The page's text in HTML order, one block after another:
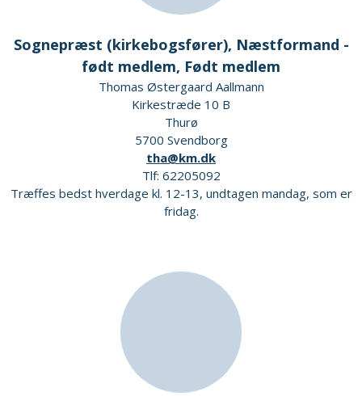
Sognepræst (kirkebogsfører), Næstformand -
født medlem, Født medlem
Thomas Østergaard Aallmann
Kirkestræde 10 B
Thurø
5700 Svendborg
tha@km.dk
Tlf: 62205092
Træffes bedst hverdage kl. 12-13, undtagen mandag, som er
fridag.